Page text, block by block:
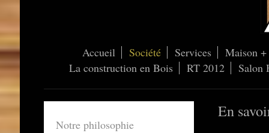
Accueil Société Services
Maison +
La construction en Bois
RT 2012 Salon
En
Notre philosophie